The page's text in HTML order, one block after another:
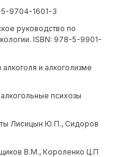
5-9704-1601-3
руководство по
ISBN: 978-5-9901-
и алкоголизме
психозы
Лисицын Ю.П., Сидоров
В.М., Короленко Ц.П